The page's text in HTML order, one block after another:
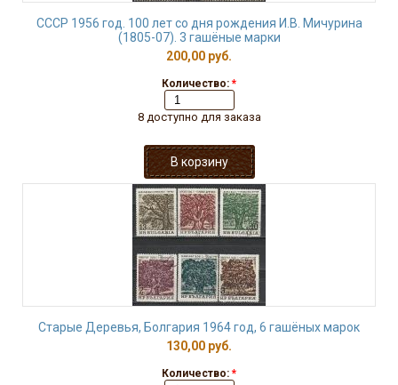
СССР 1956 год. 100 лет со дня рождения И.В. Мичурина
(1805-07). 3 гашёные марки
200,00 руб.
Количество: *
8 доступно для заказа
Старые Деревья, Болгария 1964 год, 6 гашёных марок
130,00 руб.
Количество: *